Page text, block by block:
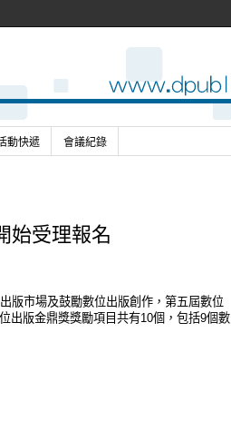
動快遞 會議紀錄
始受理報名
版市場及鼓勵數位出版創作，第五屆數位
出版金鼎獎獎勵項目共有10個，包括9個數